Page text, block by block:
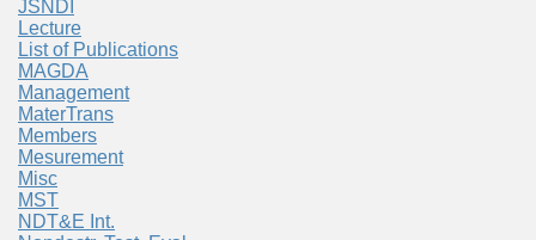
JSNDI
Lecture
List of Publications
MAGDA
Management
MaterTrans
Members
Mesurement
Misc
MST
NDT&E Int.